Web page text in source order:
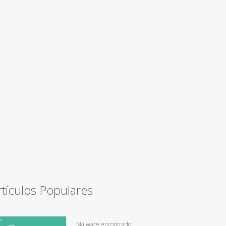
Populares
Malware encontrado